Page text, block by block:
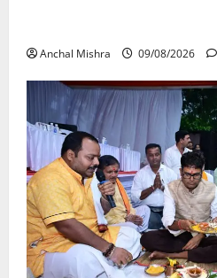
Anchal Mishra 09/08/2026